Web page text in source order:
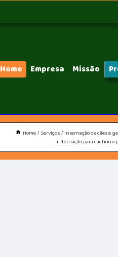
Home Empresa Missão
Home Serviços internação de cães e
internação para cachorro